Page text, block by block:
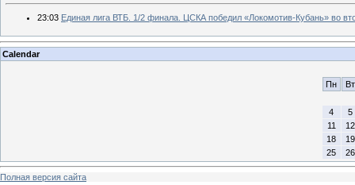
23:03 Единая лига ВТБ. 1/2 финала. ЦСКА победил «Локомотив-Кубань» во
Calendar
Пн Вт
4
5
11
12
18
19
25
26
Полная версия сайта